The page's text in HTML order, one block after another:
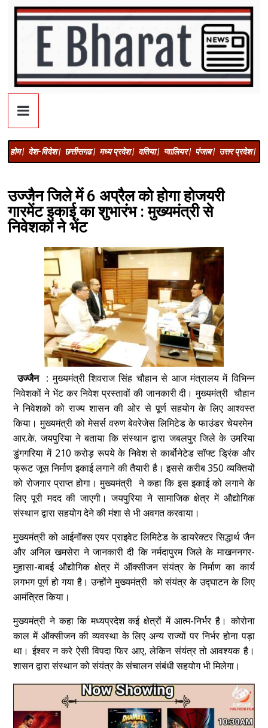
होम | देश-विदेश | छत्तीसगढ | मध्य प्रदेश | दतिया | ग्वालियर | पंजाब | उत्तर प्रदेश |
उज्जैन जिले में 6 अप्रैल को होगा होजयरी
गारमेंट इकाई का शुभारंभ : मुख्यमंत्री से
निवेशकों ने भेंट
उज्जैन : मुख्यमंत्री शिवराज सिंह चौहान से आज मंत्रालय में विभिन्न
निवेशकों ने भेंट कर निवेश प्रस्तावों की जानकारी दी। मुख्यमंत्री चौहान
ने निवेशकों को राज्य शासन की ओर से पूर्ण सहयोग के लिए आश्वस्त
किया।मुख्यमंत्री को मेसर्स वरुण बेवरेजेस लिमिटेड के फाउंडर चेयरमेन
आर.के. जयपुरिया ने बताया कि संस्थान द्वारा जबलपुर जिले के उमरिया
डुंगगरिया में 210 करोड़ रूपये के निवेश से कार्बोनेटेड सॉफ्ट ड्रिंक और
फ्रूट जूस निर्माण इकाई लगाने की तैयारी है। इससे करीब 350 व्यक्तियों
को रोजगार प्राप्त होगा। मुख्यमंत्री ने कहा कि इस इकाई को लगाने के
लिए पूरी मदद की जाएगी। जयपुरिया ने सामाजिक क्षेत्र में औद्योगिक
संस्थान द्वारा सहयोग देने की मंशा से भी अवगत करवाया।
मुख्यमंत्री को आईनॉक्स एयर प्राइवेट लिमिटेड के डायरेक्टर सिद्धार्थ जैन
और अनिल खमसेरा ने जानकारी दी कि नर्मदापुरम जिले के माखननगर-
मुहासा-बाबई औद्योगिक क्षेत्र में ऑक्सीजन संयंत्र के निर्माण का कार्य
लगभग पूर्ण हो गया है। उन्होंने मुख्यमंत्री को संयंत्र के उद्घाटन के लिए
आमंत्रित किया।
मुख्यमंत्री ने कहा कि मध्यप्रदेश कई क्षेत्रों में आत्म-निर्भर है। कोरोना
काल में ऑक्सीजन की व्यवस्था के लिए अन्य राज्यों पर निर्भर होना पड़ा
था। ईश्वर न करे ऐसी विपदा फिर आए, लेकिन संयंत्र तो आवश्यक है।
शासन द्वारा संस्थान को संयंत्र के संचालन संबंधी सहयोग भी मिलेगा।